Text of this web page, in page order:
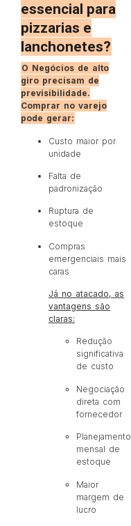
essencial para
pizzarias e
lanchonetes?
O Negócios de alto
giro precisam de
previsibilidade.
Comprar no varejo
pode gerar:
Custo maior por
unidade
Falta de
padronização
Ruptura de
estoque
Compras
emergenciais mais
caras
Já no atacado, as
vantagens são
claras:
Redução
significativa
de custo
Negociação
direta com
fornecedor
Planejamento
mensal de
estoque
Maior
margem de
lucro